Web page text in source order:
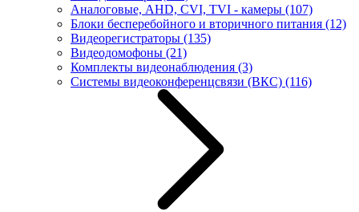
Аналоговые, AHD, CVI, TVI - камеры (107)
Блоки бесперебойного и вторичного питания (12)
Видеорегистраторы (135)
Видеодомофоны (21)
Комплекты видеонаблюдения (3)
Системы видеоконференцсвязи (ВКС) (116)